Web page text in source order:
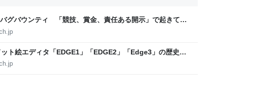
グバウンティ 「競技、賞金、責任ある開示」で起きてい
】 - レバテックLAB
ト絵エディタ「EDGE1」「EDGE2」「Edge3」の歴史に
フォーカス】 - レバテックLAB